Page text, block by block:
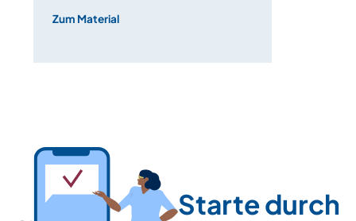
Zum Material
Starte durch